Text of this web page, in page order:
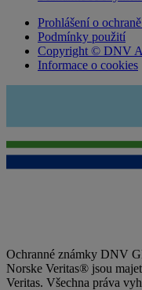
Prohlášení o
Podmínky použití
Copyright © DNV
Informace o cookies
Ochranné známky DNV
Norske Veritas® jsou
Veritas. Všechna práva